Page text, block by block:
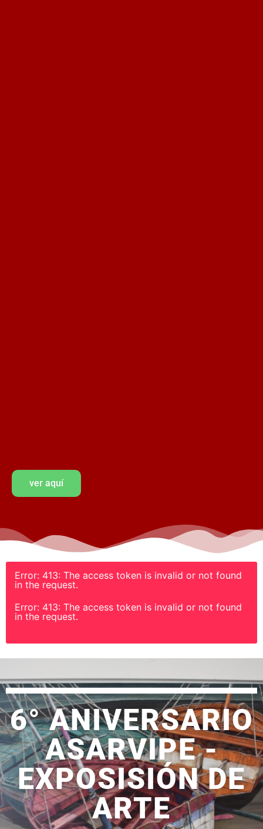
ver aquí
Error: 413: The access token is invalid or not found
in the request.
Error: 413: The access token is invalid or not found
in the request.
6° ANIVERSARIO
ASARVIPE -
EXPOSISIÓN DE
ARTE